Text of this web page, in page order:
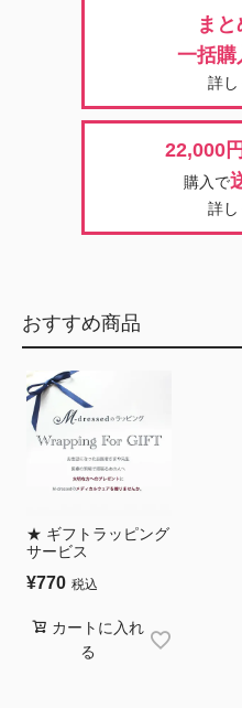
ま
一括購
詳し
22,000円
購入で
詳し
おすすめ商品
★ ギフトラッピング
サービス
¥770 税込
カートに入れ
る